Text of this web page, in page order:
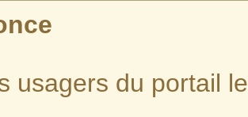
usagers du portail